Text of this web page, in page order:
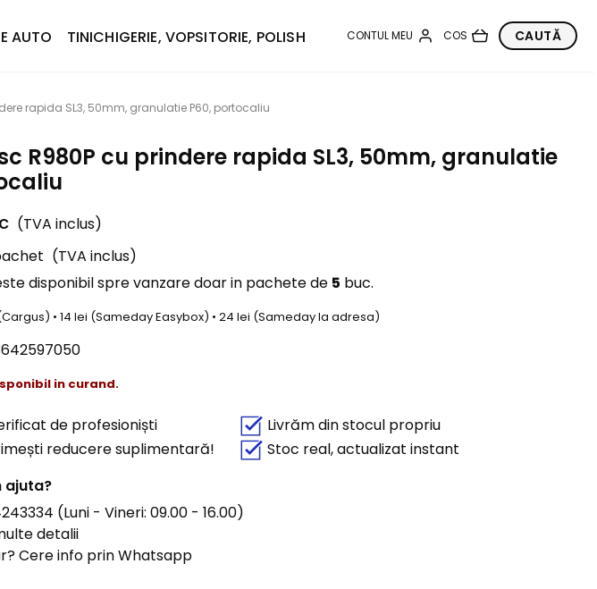
AUTO TINICHIGERIE, VOPSITORIE, POLISH
rapida SL3, 50mm, granulatie P60, portocaliu
R980P cu prindere rapida SL3, 50mm, granulatie
(TVA inclus)
(TVA inclus)
disponibil spre vanzare doar in pachete de 5 buc.
• 14 lei (Sameday Easybox) • 24 lei (Sameday la adresa)
in curand.
de profesioniști
Livrăm din stocul propriu
reducere suplimentară!
Stoc real, actualizat instant
ajuta?
(Luni - Vineri: 09.00 - 16.00)
detalii
Cere info prin Whatsapp